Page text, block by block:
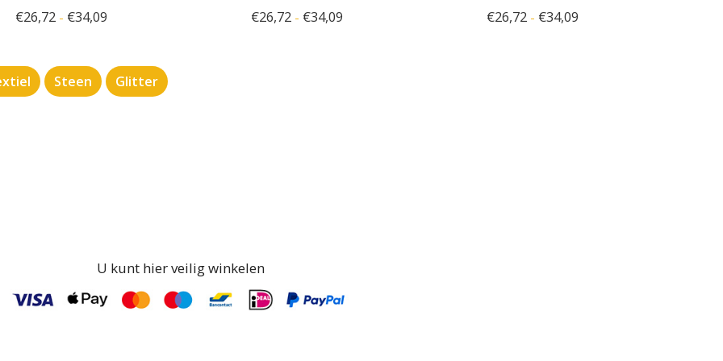
€26,72- €34,09
€26,72- €34,09
€26,72 - €34,09
Steen Glitter
U kunt hier veilig winkelen